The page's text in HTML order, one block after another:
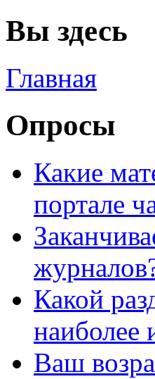
Вы здесь
Главная
Опросы
Какие
портале
Какой
наиболее
Ваш